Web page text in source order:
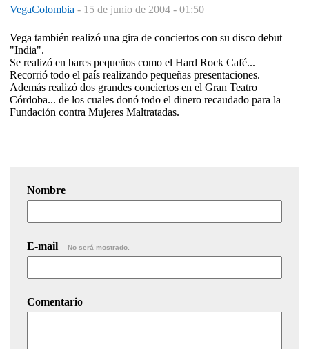
VegaColombia - 15 de junio de 2004 - 01:50
Vega también realizó una gira de conciertos con su disco debut
"India".
Se realizó en bares pequeños como el Hard Rock Café...
Recorrió todo el país realizando pequeñas presentaciones.
Además realizó dos grandes conciertos en el Gran Teatro
Córdoba... de los cuales donó todo el dinero recaudado para la
Fundación contra Mujeres Maltratadas.
Nombre
E-mail No será mostrado.
Comentario